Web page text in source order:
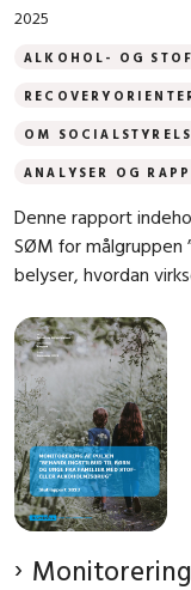
2025
ALKOHOL- OG
OM
ANALYSER OG
Denne rapport
SØM for målgruppen
belyser, hvordan